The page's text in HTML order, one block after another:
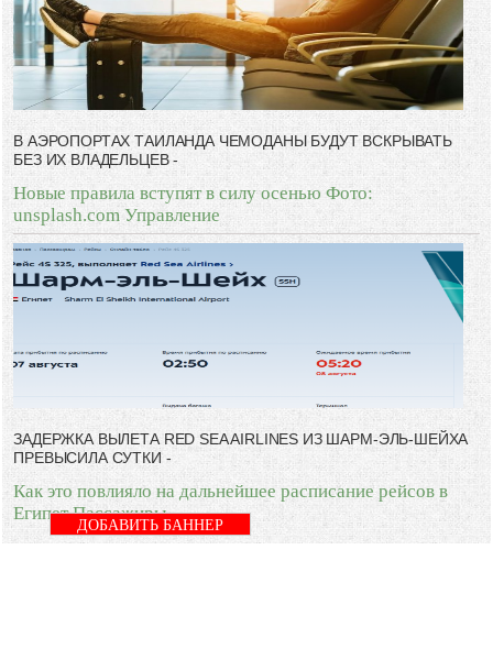
В АЭРОПОРТАХ ТАИЛАНДА ЧЕМОДАНЫ БУДУТ ВСКРЫВАТЬ
БЕЗ ИХ ВЛАДЕЛЬЦЕВ -
Новые правила вступят в силу осенью Фото:
unsplash.com Управление
ЗАДЕРЖКА ВЫЛЕТА RED SEA AIRLINES ИЗ ШАРМ-ЭЛЬ-ШЕЙХА
ПРЕВЫСИЛА СУТКИ -
Как это повлияло на дальнейшее расписание рейсов в
Египет Пассажиры
ДОБАВИТЬ БАННЕР